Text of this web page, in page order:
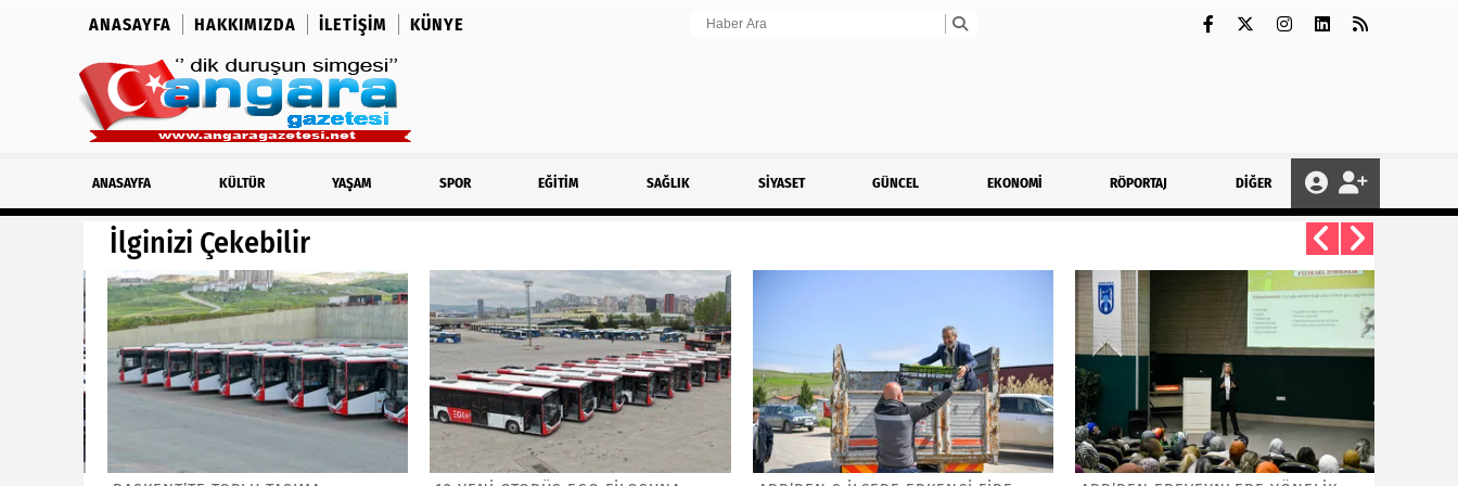
ANASAYFA HAKKIMIZDA İLETIŞIM KÜNYE
ANASAYFA KÜLTÜR YAŞAM SPOR EĞİTİM SAĞLIK SİYASET GÜNCEL EKONOMİ RÖPORTAJ DİĞER
İlginizi Çekebilir